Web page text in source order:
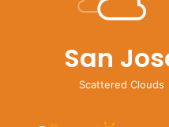
San
Scattered Clouds